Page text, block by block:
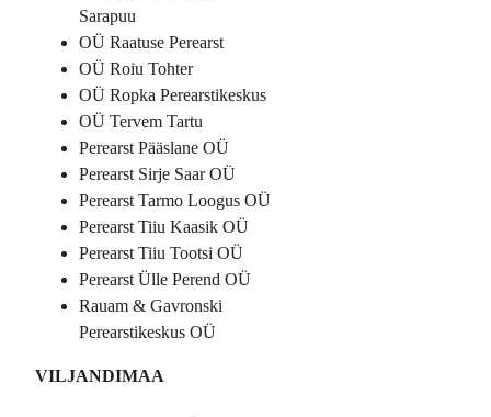
Sarapuu
OÜ Raatuse Perearst
OÜ Roiu Tohter
OÜ Ropka Perearstikeskus
OÜ Tervem Tartu
Perearst Pääslane OÜ
Perearst Sirje Saar OÜ
Perearst Tarmo Loogus OÜ
Perearst Tiiu Kaasik OÜ
Perearst Tiiu Tootsi OÜ
Perearst Ülle Perend OÜ
Rauam & Gavronski
Perearstikeskus OÜ
VILJANDIMAA